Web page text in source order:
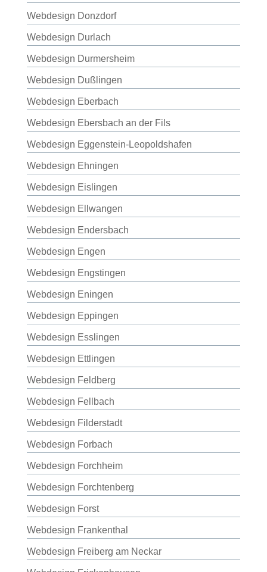
Webdesign Donzdorf
Webdesign Durlach
Webdesign Durmersheim
Webdesign Dußlingen
Webdesign Eberbach
Webdesign Ebersbach an der Fils
Webdesign Eggenstein-Leopoldshafen
Webdesign Ehningen
Webdesign Eislingen
Webdesign Ellwangen
Webdesign Endersbach
Webdesign Engen
Webdesign Engstingen
Webdesign Eningen
Webdesign Eppingen
Webdesign Esslingen
Webdesign Ettlingen
Webdesign Feldberg
Webdesign Fellbach
Webdesign Filderstadt
Webdesign Forbach
Webdesign Forchheim
Webdesign Forchtenberg
Webdesign Forst
Webdesign Frankenthal
Webdesign Freiberg am Neckar